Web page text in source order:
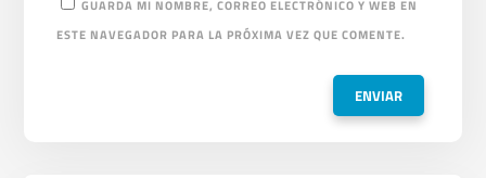
GUARDA MI NOMBRE, CORREO ELECTRÓNICO Y WEB EN
ESTE NAVEGADOR PARA LA PRÓXIMA VEZ QUE COMENTE.